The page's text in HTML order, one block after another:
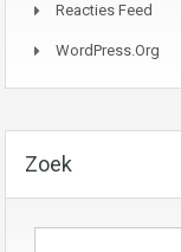
Reacties Feed
WordPress.org
Zoek